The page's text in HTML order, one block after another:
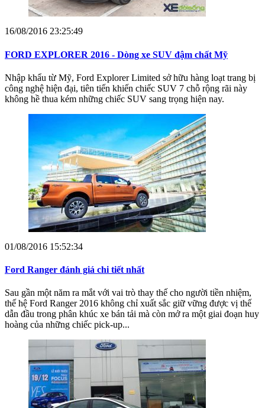
16/08/2016 23:25:49
FORD EXPLORER 2016 - Dòng xe SUV đậm chất Mỹ
Nhập khẩu từ Mỹ, Ford Explorer Limited sở hữu hàng loạt trang bị
công nghệ hiện đại, tiên tiến khiến chiếc SUV 7 chỗ rộng rãi này
không hề thua kém những chiếc SUV sang trọng hiện nay.
01/08/2016 15:52:34
Ford Ranger đánh giá chi tiết nhất
Sau gần một năm ra mắt với vai trò thay thế cho người tiền nhiệm,
thế hệ Ford Ranger 2016 không chỉ xuất sắc giữ vững được vị thế
dẫn đầu trong phân khúc xe bán tải mà còn mở ra một giai đoạn huy
hoàng của những chiếc pick-up...